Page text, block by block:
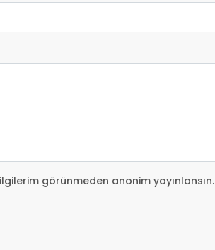
görünmeden anonim yayınlansın.